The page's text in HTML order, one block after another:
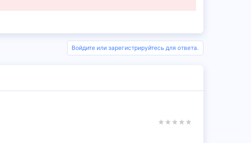
Войдите или зарегистрируйтесь для ответа.